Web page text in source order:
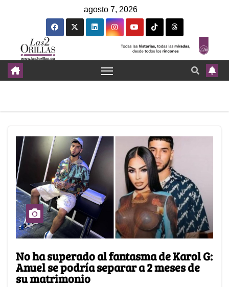
agosto 7, 2026
No ha superado al fantasma de Karol G:
Anuel se podría separar a 2 meses de
su matrimonio